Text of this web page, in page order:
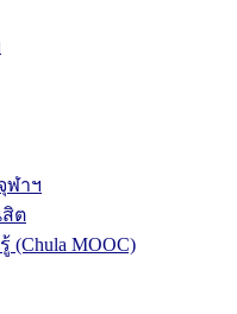
ฬาฯ
ต
(Chula MOOC)